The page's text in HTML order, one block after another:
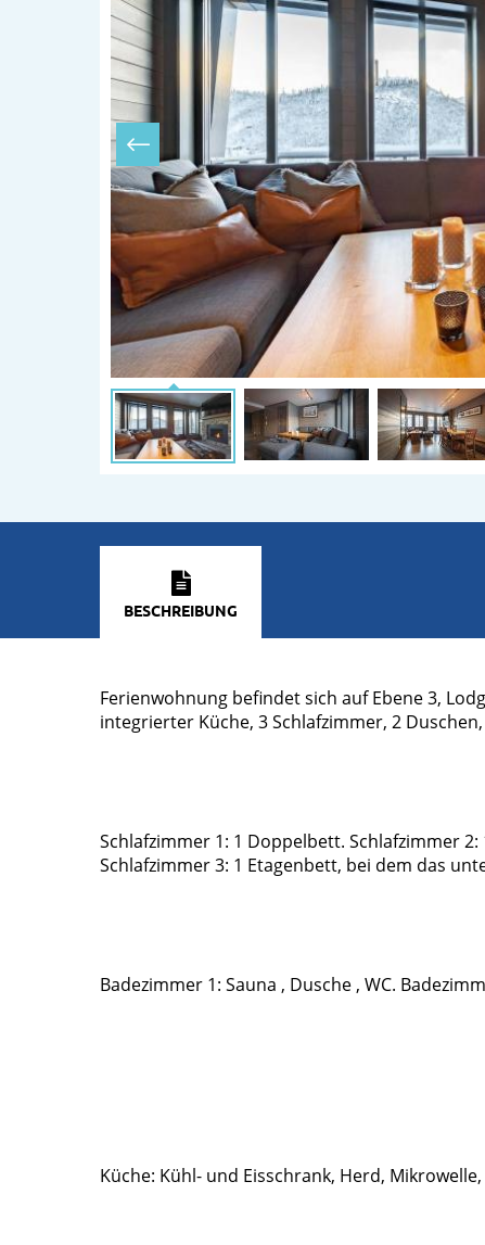
BESCHREIBUNG
Ferienwohnung befindet sich auf Ebene 3,
integrierter Küche, 3 Schlafzimmer, 2 Duschen,
Schlafzimmer 1: 1 Doppelbett. Schlafzimmer
Schlafzimmer 3: 1 Etagenbett, bei dem das
Badezimmer 1: Sauna , Dusche , WC.
Küche: Kühl- und Eisschrank, Herd,